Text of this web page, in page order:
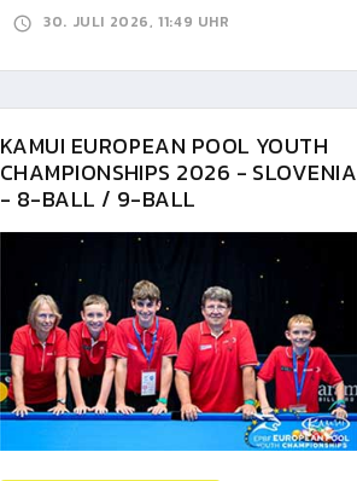
30. JULI 2026, 11:49 UHR
KAMUI EUROPEAN POOL YOUTH
CHAMPIONSHIPS 2026 - SLOVENIA
- 8-BALL / 9-BALL